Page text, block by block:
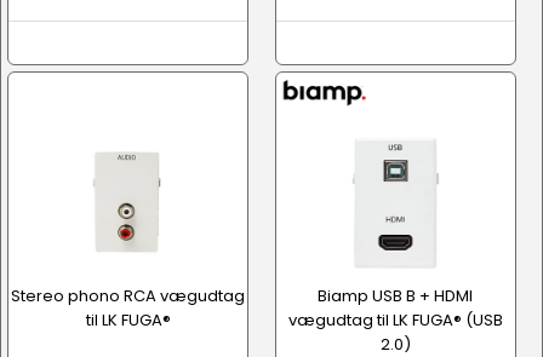
Stereo phono RCA vægudtag
til LK FUGA®
Biamp USB B + HDMI
vægudtag til LK FUGA® (USB
2.0)